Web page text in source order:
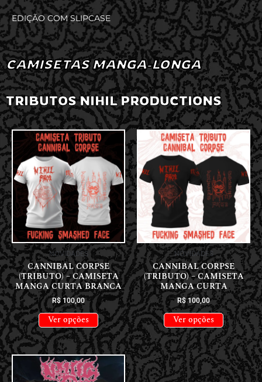
EDIÇÃO COM SLIPCASE
CAMISETAS MANGA-LONGA
TRIBUTOS NIHIL PRODUCTIONS
NOVIDADES
CANNIBAL CORPSE
(TRIBUTO) – CAMISETA
MANGA CURTA BRANCA
R$100,00
Ver opções
NOVIDADES
CANNIBAL CORPSE
(TRIBUTO) – CAMISETA
MANGA CURTA
R$100,00
Ver opções